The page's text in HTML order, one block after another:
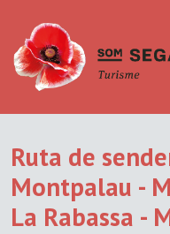
Ruta de
Montpalau -
La Rabassa -